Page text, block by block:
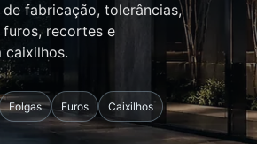
fabricação, tolerâncias,
recortes e
Folgas Furos Caixilhos